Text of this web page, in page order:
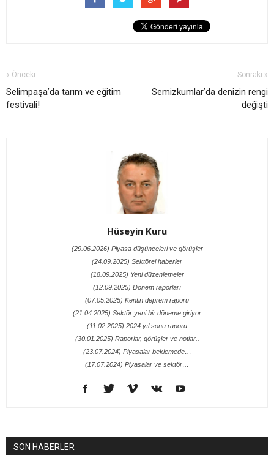
« Önceki
Selimpaşa’da tarım ve eğitim
festivali!
Sonraki »
Semizkumlar’da denizin rengi
değişti
Hüseyin Kuru
(29.06.2026) Piyasa düşünceleri ve görüşler
(24.09.2025) Sektörel haberler
(18.09.2025) Yeni düzenlemeler
(12.09.2025) Dönem raporları
(07.05.2025) Kentin deprem raporu
(21.04.2025) Sektör yeni bir döneme giriyor
(11.02.2025) 2024 yıl sonu raporu
(30.01.2025) Raporlar, görüşler ve notlar..
(23.07.2024) Piyasalar beklemede…
(17.07.2024) Piyasalar ve sektör…
SON HABERLER